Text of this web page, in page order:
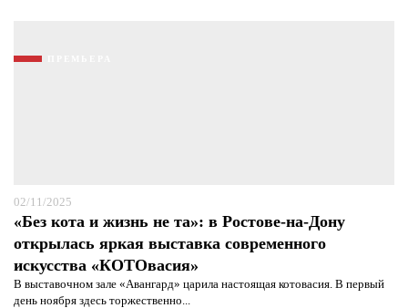
02/11/2025
«Без кота и жизнь не та»: в Ростове-на-Дону
открылась яркая выставка современного
искусства «КОТОвасия»
В выставочном зале «Авангард» царила настоящая котовасия. В первый
день ноября здесь торжественно...
Я согласен с
защиты информации*
Я согласен с
защиты информации*